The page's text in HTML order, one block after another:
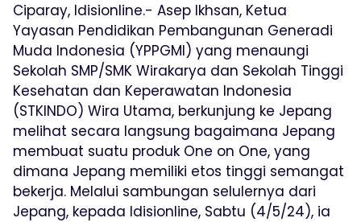
Ciparay, Idisionline.- Asep Ikhsan, Ketua
Yayasan Pendidikan Pembangunan Generadi
Muda Indonesia (YPPGMI) yang menaungi
Sekolah SMP/SMK Wirakarya dan Sekolah Tinggi
Kesehatan dan Keperawatan Indonesia
(STKINDO) Wira Utama, berkunjung ke Jepang
melihat secara langsung bagaimana Jepang
membuat suatu produk One on One, yang
dimana Jepang memiliki etos tinggi semangat
bekerja. Melalui sambungan selulernya dari
Jepang, kepada Idisionline, Sabtu (4/5/24), ia